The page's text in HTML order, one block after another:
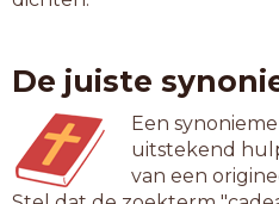
De juiste
Een
uitstekend
van een